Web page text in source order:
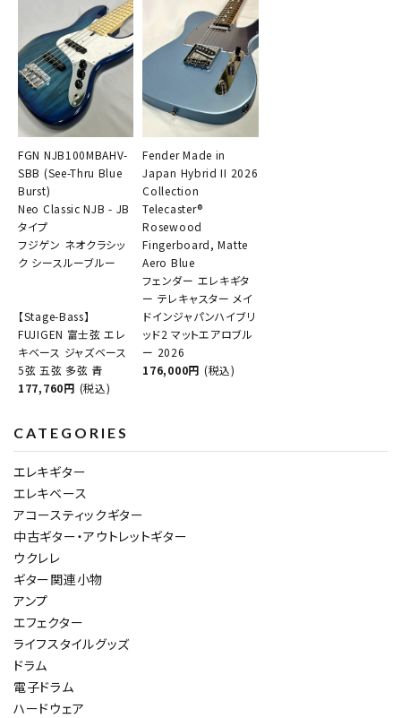
FGN NJB100MBAHV-
SBB (See-Thru Blue
Burst)
Neo Classic NJB - JB
タイプ
フジゲン ネオクラシッ
ク シースルーブルー
【Stage-Bass】
FUJIGEN 富士弦 エレ
キベース ジャズベース
5弦 五弦 多弦 青
177,760円 (税込)
Fender Made in
Japan Hybrid II 2026
Collection
Telecaster®
Rosewood
Fingerboard, Matte
Aero Blue
フェンダー エレキギタ
ー テレキャスター メイ
ドインジャパンハイブリ
ッド2 マットエアロブル
ー 2026
176,000円 (税込)
CATEGORIES
エレキギター
エレキベース
アコースティックギター
中古ギター・アウトレットギター
ウクレレ
ギター関連小物
アンプ
エフェクター
ライフスタイルグッズ
ドラム
電子ドラム
ハードウェア